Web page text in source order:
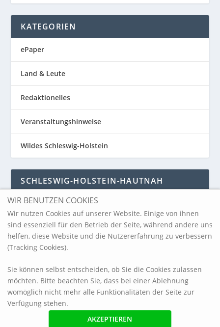
KATEGORIEN
ePaper
Land & Leute
Redaktionelles
Veranstaltungshinweise
Wildes Schleswig-Holstein
SCHLESWIG-HOLSTEIN-HAUTNAH
Schleswig-Holstein-Hautnah
ARCHIV
© 2017 blickpunkt-sh.com
WIR BENUTZEN COOKIES
Wir nutzen Cookies auf unserer Website. Einige von ihnen
sind essenziell für den Betrieb der Seite, während andere uns
helfen, diese Website und die Nutzererfahrung zu verbessern
(Tracking Cookies).
Sie können selbst entscheiden, ob Sie die Cookies zulassen
möchten. Bitte beachten Sie, dass bei einer Ablehnung
womöglich nicht mehr alle Funktionalitäten der Seite zur
Verfügung stehen.